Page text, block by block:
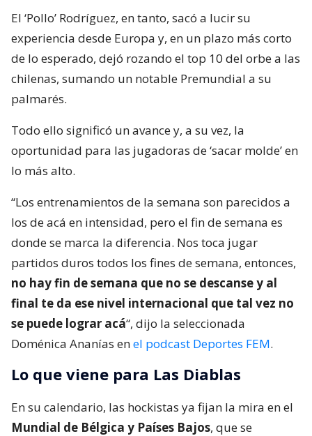
El ‘Pollo’ Rodríguez, en tanto, sacó a lucir su
experiencia desde Europa y, en un plazo más corto
de lo esperado, dejó rozando el top 10 del orbe a las
chilenas, sumando un notable Premundial a su
palmarés.
Todo ello significó un avance y, a su vez, la
oportunidad para las jugadoras de ‘sacar molde’ en
lo más alto.
“Los entrenamientos de la semana son parecidos a
los de acá en intensidad, pero el fin de semana es
donde se marca la diferencia. Nos toca jugar
partidos duros todos los fines de semana, entonces,
no hay fin de semana que no se descanse y al
final te da ese nivel internacional que tal vez no
se puede lograr acá“, dijo la seleccionada
Doménica Ananías enel podcast Deportes FEM.
Lo que viene para Las Diablas
En su calendario, las hockistas ya fijan la mira en el
Mundial de Bélgica y Países Bajos, que se